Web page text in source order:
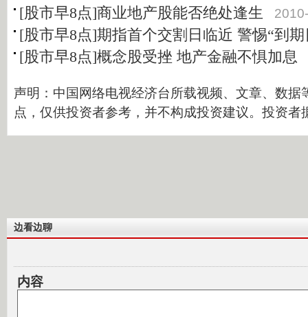
[股市早8点]商业地产股能否绝处逢生
[股市早8点]期指首个交割日临近 警惕“到期
[股市早8点]概念股受挫 地产金融不惧加息
声明：中国网络电视经济台所载视频、文章、数据
点，仅供投资者参考，并不构成投资建议。投资者
边看边聊
内容